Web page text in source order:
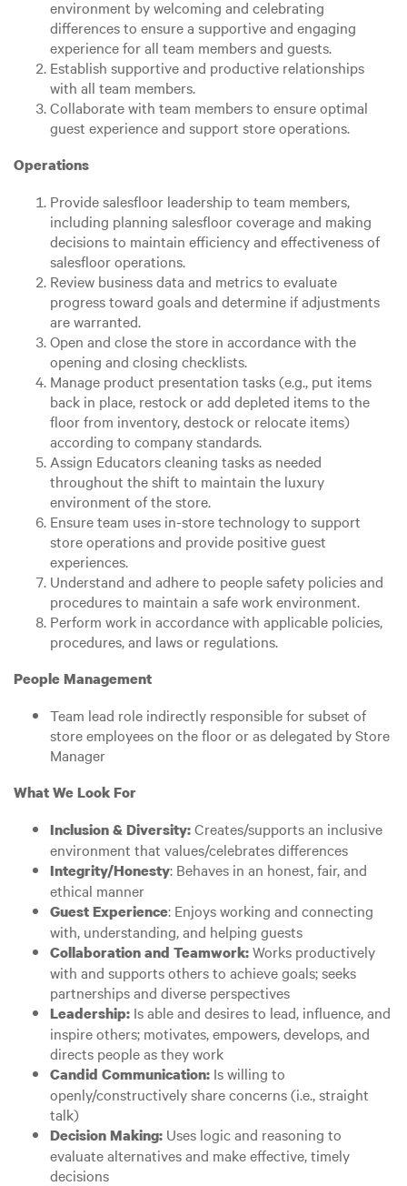
environment by welcoming and celebrating
differences to ensure a supportive and engaging
experience for all team members and guests.
Establish supportive and productive relationships
with all team members.
Collaborate with team members to ensure optimal
guest experience and support store operations.
Operations
Provide salesfloor leadership to team members,
including planning salesfloor coverage and making
decisions to maintain efficiency and effectiveness of
salesfloor operations.
Review business data and metrics to evaluate
progress toward goals and determine if adjustments
are warranted.
Open and close the store in accordance with the
opening and closing checklists.
Manage product presentation tasks (e.g., put items
back in place, restock or add depleted items to the
floor from inventory, destock or relocate items)
according to company standards.
Assign Educators cleaning tasks as needed
throughout the shift to maintain the luxury
environment of the store.
Ensure team uses in-store technology to support
store operations and provide positive guest
experiences.
Understand and adhere to people safety policies and
procedures to maintain a safe work environment.
Perform work in accordance with applicable policies,
procedures, and laws or regulations.
People Management
Team lead role indirectly responsible for subset of
store employees on the floor or as delegated by Store
Manager
What We Look For
Inclusion & Diversity:Creates/supports an inclusive
environment that values/celebrates differences
Integrity/Honesty: Behaves in an honest, fair, and
ethical manner
Guest Experience: Enjoys working and connecting
with, understanding, and helping guests
Collaboration and Teamwork:Works productively
with and supports others to achieve goals; seeks
partnerships and diverse perspectives
Leadership: Is able and desires to lead, influence, and
inspire others; motivates, empowers, develops, and
directs people as they work
Candid Communication: Is willing to
openly/constructively share concerns (i.e., straight
talk)
Decision Making: Uses logic and reasoning to
evaluate alternatives and make effective, timely
decisions